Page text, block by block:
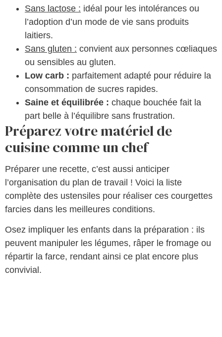
Sans lactose : idéal pour les intolérances ou
l’adoption d’un mode de vie sans produits
laitiers.
Sans gluten : convient aux personnes cœliaques
ou sensibles au gluten.
Low carb : parfaitement adapté pour réduire la
consommation de sucres rapides.
Saine et équilibrée : chaque bouchée fait la
part belle à l’équilibre sans frustration.
Préparez votre matériel de
cuisine comme un chef
Préparer une recette, c’est aussi anticiper
l’organisation du plan de travail ! Voici la liste
complète des ustensiles pour réaliser ces courgettes
farcies dans les meilleures conditions.
Osez impliquer les enfants dans la préparation : ils
peuvent manipuler les légumes, râper le fromage ou
répartir la farce, rendant ainsi ce plat encore plus
convivial.